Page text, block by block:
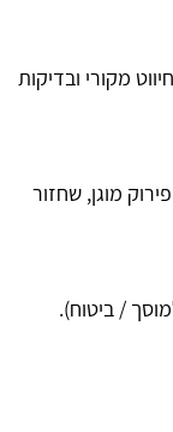
מקורי ובדיקות
מוגן, שחזור
/ ביטוח).